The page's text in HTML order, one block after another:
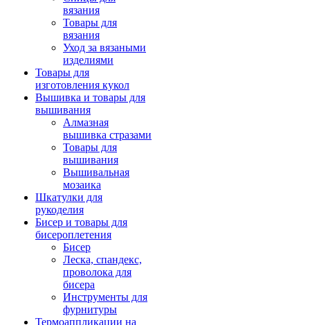
вязания
Товары для
вязания
Уход за вязаными
изделиями
Товары для
изготовления кукол
Вышивка и товары для
вышивания
Алмазная
вышивка стразами
Товары для
вышивания
Вышивальная
мозаика
Шкатулки для
рукоделия
Бисер и товары для
бисероплетения
Бисер
Леска, спандекс,
проволока для
бисера
Инструменты для
фурнитуры
Термоаппликации на